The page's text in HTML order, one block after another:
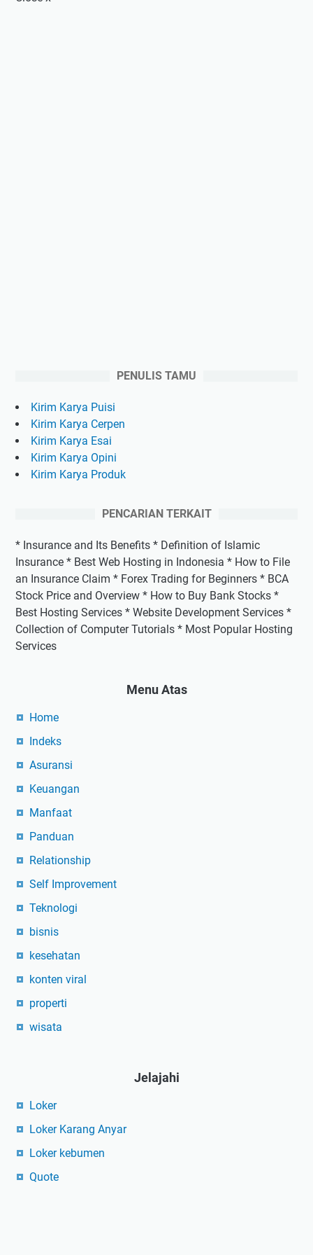
PENULIS TAMU
Kirim Karya Puisi
Kirim Karya Cerpen
Kirim Karya Esai
Kirim Karya Opini
Kirim Karya Produk
PENCARIAN TERKAIT
* Insurance and Its Benefits * Definition of Islamic
Insurance * Best Web Hosting in Indonesia * How to File
an Insurance Claim * Forex Trading for Beginners * BCA
Stock Price and Overview * How to Buy Bank Stocks *
Best Hosting Services * Website Development Services *
Collection of Computer Tutorials * Most Popular Hosting
Services
Menu Atas
Home
Indeks
Asuransi
Keuangan
Manfaat
Panduan
Relationship
Self Improvement
Teknologi
bisnis
kesehatan
konten viral
properti
wisata
Jelajahi
Loker
Loker Karang Anyar
Loker kebumen
Quote